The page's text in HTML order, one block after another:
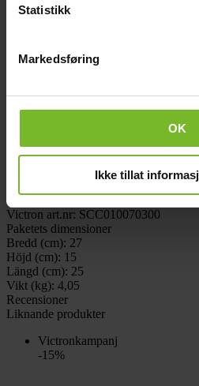
Statistikk
Markedsføring
OK
Ikke tillat
kabel.
Regulatorn har ej förbrukarutgång.
Teknisk data
Laddström (ampere):
Lämplig för litium:Ja
Varumärke:
Victron art.nr: SCC010070300
Paketets dimensioner
Bredd (cm): 27
Höjd (cm): 15
Längd (cm): 25
Vikt (kg): 4,05
Recensioner
Liknande produkter
Victronkampanj
-15%